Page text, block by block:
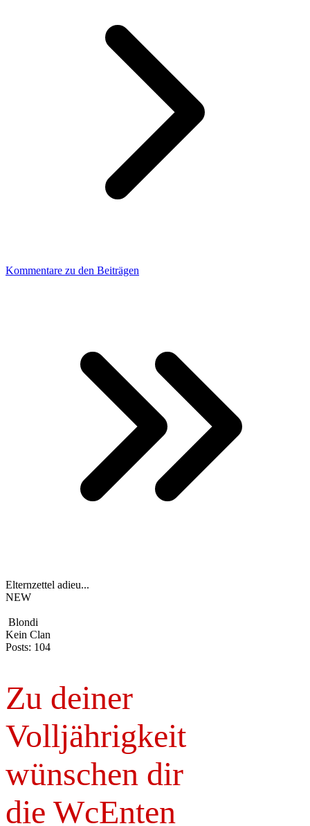
Kommentare zu den Beiträgen
Elternzettel adieu...
NEW
Blondi
Kein Clan
Posts: 104
Zu deiner
Volljährigkeit
wünschen dir
die WcEnten